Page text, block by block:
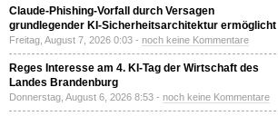
Claude-Phishing-Vorfall durch Versagen
grundlegender KI-Sicherheitsarchitektur ermöglicht
Freitag, August 7, 2026 0:03 - noch keine Kommentare
Reges Interesse am 4. KI-Tag der Wirtschaft des
Landes Brandenburg
Donnerstag, August 6, 2026 8:53 - noch keine Kommentare